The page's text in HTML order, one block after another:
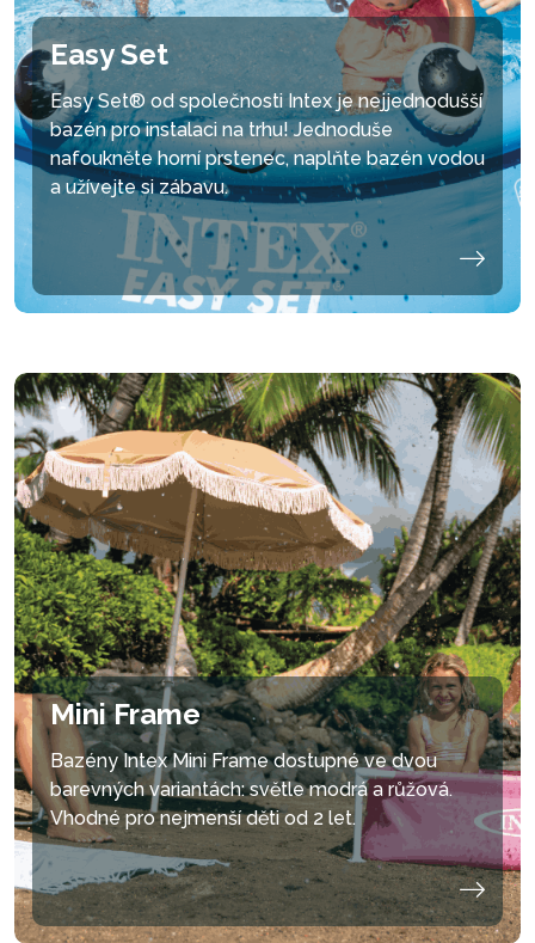
Easy Set
Easy Set® od společnosti Intex je nejjednodušší
bazén pro instalaci na trhu! Jednoduše
nafoukněte horní prstenec, naplňte bazén vodou
a užívejte si zábavu.
Mini Frame
Bazény Intex Mini Frame dostupné ve dvou
barevných variantách: světle modrá a růžová.
Vhodné pro nejmenší děti od 2 let.